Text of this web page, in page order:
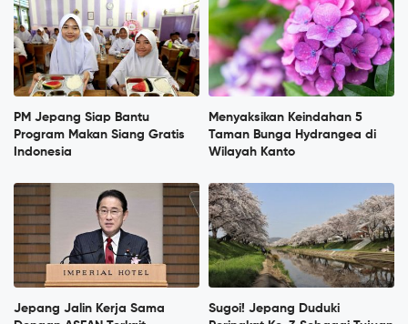
PM Jepang Siap Bantu
Program Makan Siang Gratis
Indonesia
Menyaksikan Keindahan 5
Taman Bunga Hydrangea di
Wilayah Kanto
Jepang Jalin Kerja Sama
Sugoi! Jepang Duduki